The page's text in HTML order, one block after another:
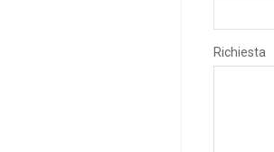
Richiesta